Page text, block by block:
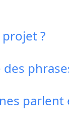
?
parlent